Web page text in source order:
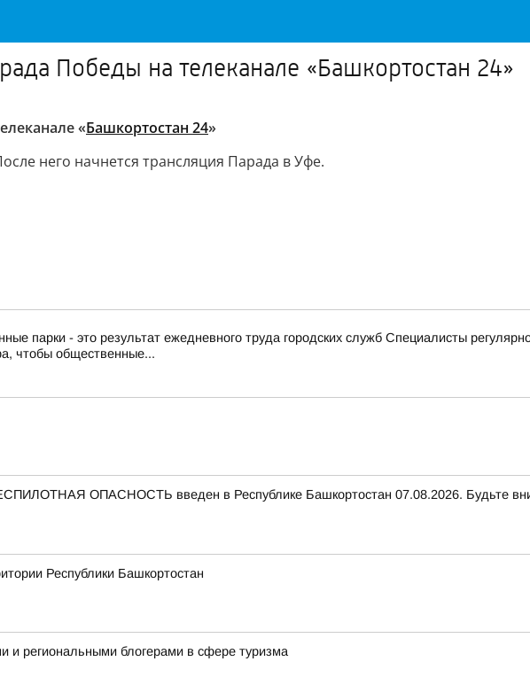
Победы на телеканале «Башкортостан 24»
«Башкортостан 24»
него начнется трансляция Парада в Уфе.
парки - это результат ежедневного труда городских служб Специалисты
чтобы общественные...
ОПАСНОСТЬ введен в Республике Башкортостан 07.08.2026. Будьте
Республики Башкортостан
и региональными блогерами в сфере туризма